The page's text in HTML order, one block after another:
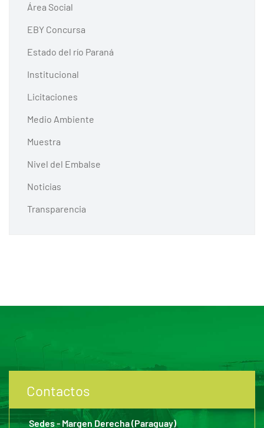
Área Social
EBY Concursa
Estado del río Paraná
Institucional
Licitaciones
Medio Ambiente
Muestra
Nivel del Embalse
Noticias
Transparencia
Contactos
Sedes - Margen Derecha (Paraguay)